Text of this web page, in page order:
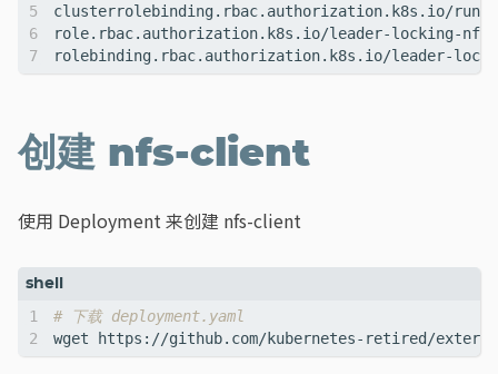
6
7
创建 nfs-client
使用 Deployment 来创建 nfs-client
1
# 下载 deployment.yaml